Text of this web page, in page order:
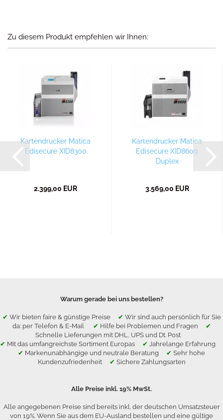
Zu diesem Produkt empfehlen wir Ihnen:
Kartendrucker Matica
Edisecure XID8300
2.399,00 EUR
Kartendrucker Matica
Edisecure XID8600
Duplex
3.569,00 EUR
Warum gerade bei uns bestellen?
✔ Wir bieten faire & günstige Preise ✔ Wir sind auch persönlich für Sie
da: per Telefon & E-Mail ✔ Hilfe bei Problemen und Fragen ✔
Schnelle Lieferungen mit DHL, UPS und Dt. Post
✔ Mit das umfangreichste Sortiment Europas ✔ Jahrelange Erfahrung
✔ Markenunabhängige und neutrale Beratung ✔ Sehr hohe
Kundenzufriedenheit ✔ Sichere Zahlungsarten
Alle Preise inkl. 19% MwSt.
Alle angegebenen Preise sind bereits inkl. der deutschen Umsatzsteuer
von 19%. Wenn Sie aus dem EU-Ausland bestellen und eine gültige